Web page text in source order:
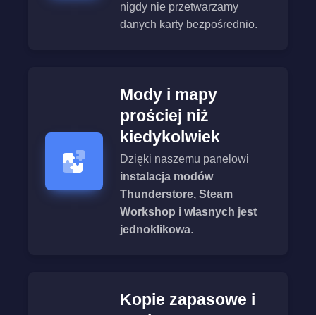
nigdy nie przetwarzamy
danych karty bezpośrednio.
Mody i mapy
prościej niż
kiedykolwiek
Dzięki naszemu panelowi
instalacja modów
Thunderstore, Steam
Workshop i własnych jest
jednoklikowa.
Kopie zapasowe i